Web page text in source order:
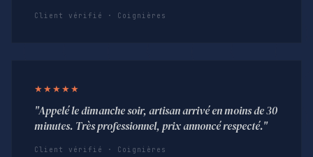
Client vérifié · Coignières
★★★★★
"Appelé le dimanche soir, artisan arrivé en moins de 30
minutes. Très professionnel, prix annoncé respecté."
Client vérifié · Coignières